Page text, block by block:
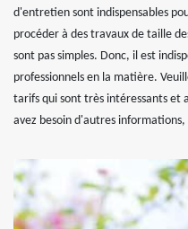
d'entretien sont indispensables
procéder à des travaux de taille
sont pas simples. Donc, il est
professionnels en la matière.
tarifs qui sont très intéressants et
avez besoin d'autres